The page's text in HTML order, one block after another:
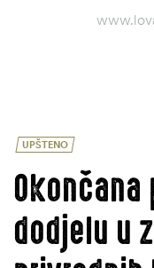
UPŠTENO
Okončana
dodjelu u